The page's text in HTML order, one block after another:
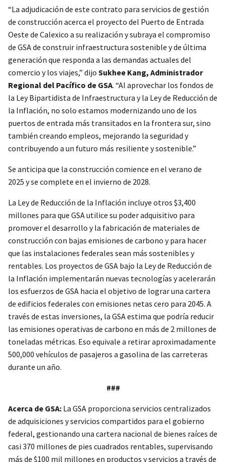
“La adjudicación de este contrato para servicios de gestión
de construcción acerca el proyecto del Puerto de Entrada
Oeste de Calexico a su realización y subraya el compromiso
de GSA de construir infraestructura sostenible y de última
generación que responda a las demandas actuales del
comercio y los viajes,” dijo Sukhee Kang, Administrador
Regional del Pacífico de GSA. “Al aprovechar los fondos de
la Ley Bipartidista de Infraestructura y la Ley de Reducción de
la Inflación, no solo estamos modernizando uno de los
puertos de entrada más transitados en la frontera sur, sino
también creando empleos, mejorando la seguridad y
contribuyendo a un futuro más resiliente y sostenible.”
Se anticipa que la construcción comience en el verano de
2025 y se complete en el invierno de 2028.
La Ley de Reducción de la Inflación incluye otros $3,400
millones para que GSA utilice su poder adquisitivo para
promover el desarrollo y la fabricación de materiales de
construcción con bajas emisiones de carbono y para hacer
que las instalaciones federales sean más sostenibles y
rentables. Los proyectos de GSA bajo la Ley de Reducción de
la Inflación implementarán nuevas tecnologías y acelerarán
los esfuerzos de GSA hacia el objetivo de lograr una cartera
de edificios federales con emisiones netas cero para 2045. A
través de estas inversiones, la GSA estima que podría reducir
las emisiones operativas de carbono en más de 2 millones de
toneladas métricas. Eso equivale a retirar aproximadamente
500,000 vehículos de pasajeros a gasolina de las carreteras
durante un año.
###
Acerca de GSA: La GSA proporciona servicios centralizados
de adquisiciones y servicios compartidos para el gobierno
federal, gestionando una cartera nacional de bienes raíces de
casi 370 millones de pies cuadrados rentables, supervisando
más de $100 mil millones en productos y servicios a través de